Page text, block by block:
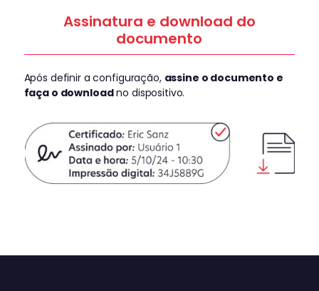
Assinatura e download do
documento
Após definir a configuração, assine o documento e
faça o downloadno dispositivo.